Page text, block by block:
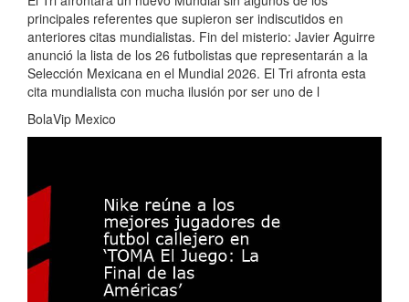
principales referentes que supieron ser indiscutidos en
anteriores citas mundialistas. Fin del misterio: Javier Aguirre
anunció la lista de los 26 futbolistas que representarán a la
Selección Mexicana en el Mundial 2026. El Tri afronta esta
cita mundialista con mucha ilusión por ser uno de l
BolaVip Mexico